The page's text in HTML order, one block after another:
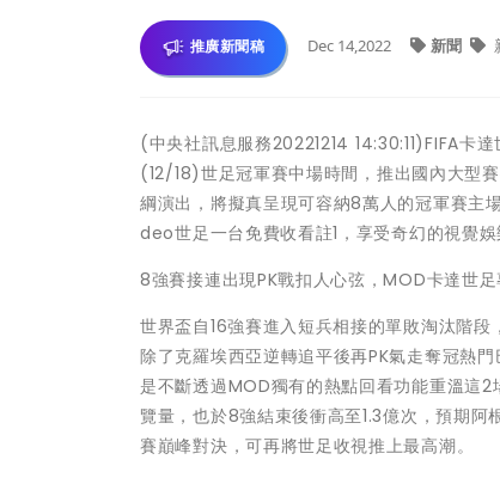
推廣新聞稿 Dec 14,2022 新聞
(中央社訊息服務20221214 14:30:11)FIFA卡
(12/18)世足冠軍賽中場時間，推出國內大型
綱演出，將擬真呈現可容納8萬人的冠軍賽主
deo世足一台免費收看註1，享受奇幻的視覺
8強賽接連出現PK戰扣人心弦，MOD卡達世
世界盃自16強賽進入短兵相接的單敗淘汰階
除了克羅埃西亞逆轉追平後再PK氣走奪冠熱
是不斷透過MOD獨有的熱點回看功能重溫這
覽量，也於8強結束後衝高至1.3億次，預期
賽巔峰對決，可再將世足收視推上最高潮。